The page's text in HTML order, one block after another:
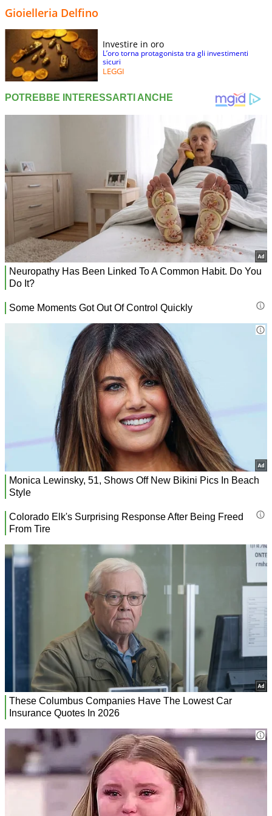
Gioielleria Delfino
Investire in oro
L’oro torna protagonista tra gli investimenti
sicuri
LEGGI